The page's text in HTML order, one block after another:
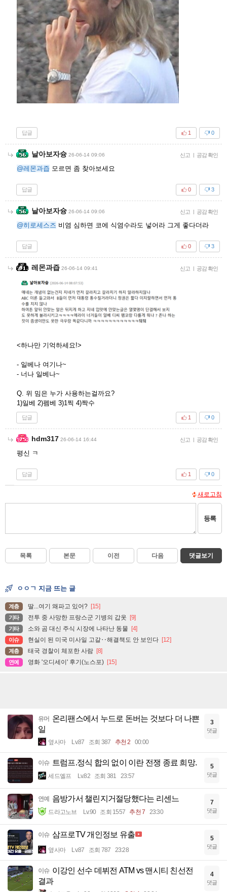
답글 0
1
날아보자슝 26-06-14 09:06 신고 | 공감 확인
@레몬과즙 모르면 좀 찾아보세요
답글 3
0
날아보자슝 26-06-14 09:06 신고 | 공감 확인
@히로세스즈 비염 심하면 코에 식염수라도 넣어라 그게 좋다더라
답글 3
0
레몬과즙 26-06-14 09:41 신고 | 공감 확인
<하나만 기억하세요!>
- 일베나 여기나~
- 너나 일베나~
Q. 위 밈은 누가 사용하는걸까요?
1)일베 2)펨베 3)1찍 4)짝수
답글 0
1
hdm317 26-06-14 16:44 신고 | 공감 확인
평신 ㅋ
답글 0
1
새로고침
등록
목록 본문 이전 다음 댓글보기
ㅇㅇㄱ 지금 뜨는 글
계층 딸...여기 왜파고 있어? [15]
기타 전투 중 사망한 프랑스군 기병의 갑옷 [9]
기타 소와 곰 대신 주식 시장에 나타난 동물 [4]
이슈 현실이 된 미국 미사일 고갈‥해결책도 안 보인다 [12]
계층 태국 경찰이 체포한 사람 [8]
연예 영화 '오디세이' 후기(노스포) [15]
유머 온리팬스에서 누드로 돈버는 것보다 더 나쁜
일
옆사마 Lv.87 조회 387 추천 2 00:00
3
댓글
이슈 트럼프.정식 합의 없이 이란 전쟁 종료 희망.
세드엘프 Lv.82 조회 381 23:57
5
댓글
연예 음방가서 챌린지거절당했다는 리센느
드라고노브 Lv.90 조회 1557 추천 7 23:30
7
댓글
이슈 삼프로TV 개인정보 유출
옆사마 Lv.87 조회 787 23:28
5
댓글
이슈 이강인 선수 데뷔전 ATM vs 맨시티 친선전
결과
4
댓글